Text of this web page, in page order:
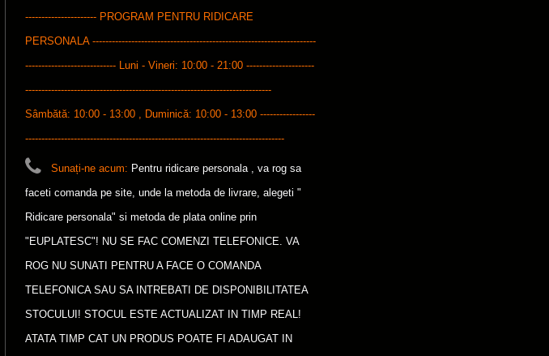
---------------------- PROGRAM PENTRU RIDICARE
PERSONALA ---------------------------------------------------------------------
---------------------------- Luni - Vineri: 10:00 - 21:00 ---------------------
----------------------------------------------------------------------------
Sâmbătă: 10:00 - 13:00 , Duminică: 10:00 - 13:00 -----------------
--------------------------------------------------------------------------------
Sunați-ne acum: Pentru ridicare personala , va rog sa
faceti comanda pe site, unde la metoda de livrare, alegeti "
Ridicare personala" si metoda de plata online prin
"EUPLATESC"! NU SE FAC COMENZI TELEFONICE. VA
ROG NU SUNATI PENTRU A FACE O COMANDA
TELEFONICA SAU SA INTREBATI DE DISPONIBILITATEA
STOCULUI! STOCUL ESTE ACTUALIZAT IN TIMP REAL!
ATATA TIMP CAT UN PRODUS POATE FI ADAUGAT IN